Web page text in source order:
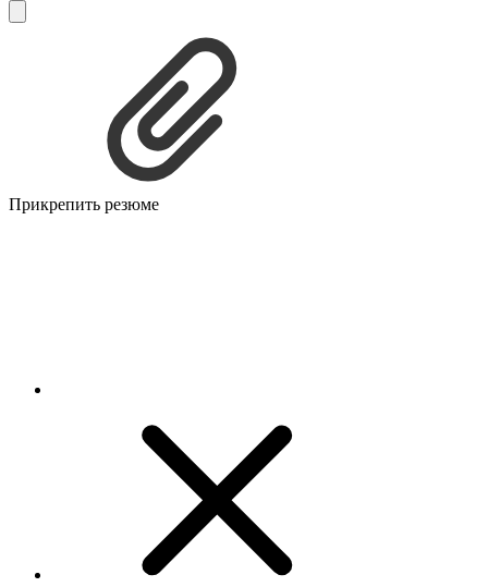
Прикрепить резюме